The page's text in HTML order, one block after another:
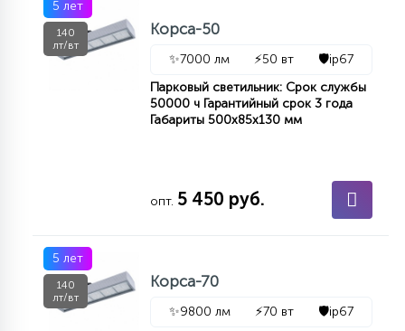
5 лет
140
лт/вт
Корса-50
✨7000 лм ⚡50 вт 🛡️ip67
Парковый светильник: Срок службы
50000 ч Гарантийный срок 3 года
Габариты 500х85х130 мм
опт. 5 450 руб.
5 лет
140
лт/вт
Корса-70
✨9800 лм ⚡70 вт 🛡️ip67